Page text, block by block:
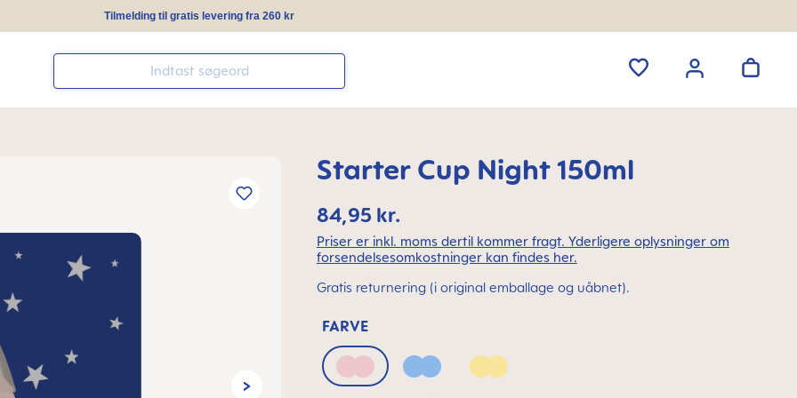
Tilmelding til gratis levering fra 260 kr
Starter Cup Night 150ml
84,95 kr.
Priser er inkl. moms dertil kommer fragt. Yderligere oplysninger om
forsendelsesomkostninger kan findes her.
Gratis returnering (i original emballage og uåbnet).
FARVE
Blush Powder BlueSunlight